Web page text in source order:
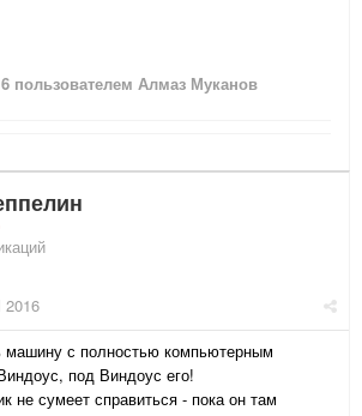
пользователем Алмаз Муканов
2016
машину с полностью компьютерным
под Виндоус его!
не сумеет справиться - пока он там